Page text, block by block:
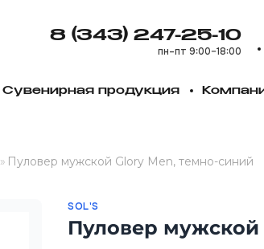
8 (343) 247-25-10
пн–пт 9:00–18:00
Сувенирная продукция
» Пуловер мужской Glory Men, темно-синий
SOL'S
Пуловер мужской